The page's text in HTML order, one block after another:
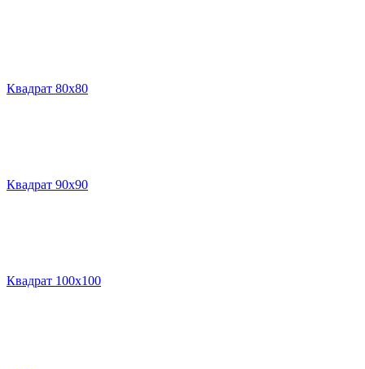
Квадрат 80х80
Квадрат 90х90
Квадрат 100х100